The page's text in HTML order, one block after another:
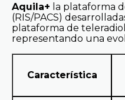
Aquila+ la plataforma
(RIS/PACS)
plataforma de
representando una
Característica